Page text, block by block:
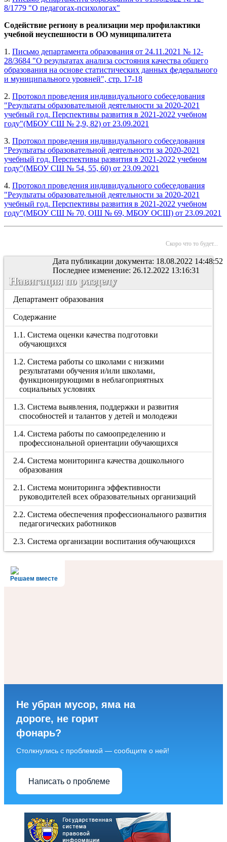
8/1779 "О педагогах-психологах"
Содействие региону в реализации мер профилактики
учебной неуспешности в ОО муниципалитета
1. Письмо департамента образования от 24.11.2021 № 12-
28/3684 "О результатах анализа состояния качества общего
образования на основе статистических данных федерального
и муниципального уровней", стр. 17-18
2. Протокол проведения индивидуального собеседования
"Результаты образовательной деятельности за 2020-2021
учебный год. Перспективы развития в 2021-2022 учебном
году"(МБОУ СШ № 2,9, 82) от 23.09.2021
3. Протокол проведения индивидуального собеседования
"Результаты образовательной деятельности за 2020-2021
учебный год. Перспективы развития в 2021-2022 учебном
году"(МБОУ СШ № 54, 55, 60) от 23.09.2021
4. Протокол проведения индивидуального собеседования
"Результаты образовательной деятельности за 2020-2021
учебный год. Перспективы развития в 2021-2022 учебном
году"(МБОУ СШ № 70, ОШ № 69, МБОУ ОСШ) от 23.09.2021
Скоро что то будет...
Дата публикации документа: 18.08.2022 14:48:52
Последнее изменение: 26.12.2022 13:16:31
Навигация по разделу
Департамент образования
Содержание
1.1. Система оценки качества подготовки
обучающихся
1.2. Система работы со школами с низкими
результатами обучения и/или школами,
функционирующими в неблагоприятных
социальных условиях
1.3. Система выявления, поддержки и развития
способностей и талантов у детей и молодежи
1.4. Система работы по самоопределению и
профессиональной ориентации обучающихся
2.4. Система мониторинга качества дошкольного
образования
2.1. Система мониторинга эффективности
руководителей всех образовательных организаций
2.2. Система обеспечения профессионального развития
педагогических работников
2.3. Система организации воспитания обучающихся
Решаем вместе
Не убран мусор, яма на
дороге, не горит
фонарь?
Столкнулись с проблемой — сообщите о ней!
Написать о проблеме